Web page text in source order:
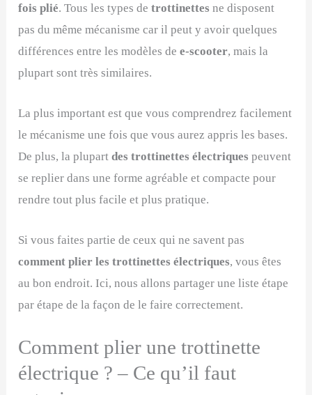
fois plié. Tous les types detrottinettesne disposent
pas du même mécanisme car il peut y avoir quelques
différences entre les modèles dee-scooter, mais la
plupart sont très similaires.
La plus important est que vous comprendrez facilement
le mécanisme une fois que vous aurez appris les bases.
De plus, la plupartdes trottinettes électriques peuvent
se replier dans une forme agréable et compacte pour
rendre tout plus facile et plus pratique.
Si vous faites partie de ceux qui ne savent pas
comment plier les trottinettes électriques, vous êtes
au bon endroit. Ici, nous allons partager une liste étape
par étape de la façon de le faire correctement.
Comment plier une trottinette
électrique ? – Ce qu’il faut